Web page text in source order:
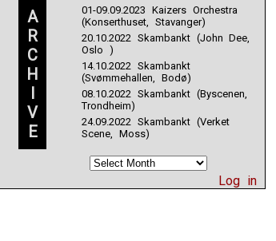
A
R
C
H
I
V
E
01-09.09.2023 Kaizers Orchestra
(Konserthuset, Stavanger)
20.10.2022 Skambankt (John Dee,
Oslo )
14.10.2022 Skambankt
(Svømmehallen, Bodø)
08.10.2022 Skambankt (Byscenen,
Trondheim)
24.09.2022 Skambankt (Verket
Scene, Moss)
Log in